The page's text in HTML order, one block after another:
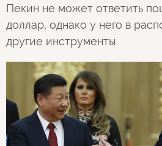
Пекин не может ответить
доллар, однако у него в
другие инструменты